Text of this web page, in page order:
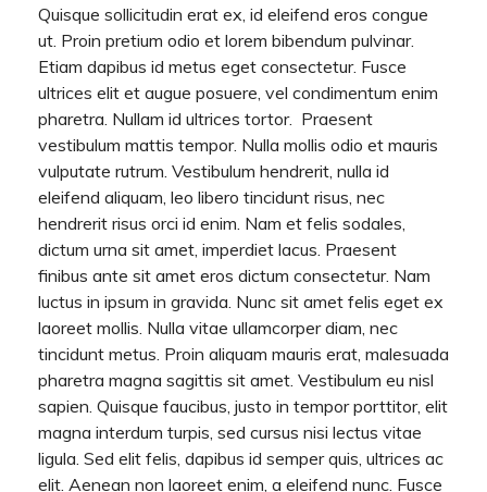
Quisque sollicitudin erat ex, id eleifend eros congue
ut. Proin pretium odio et lorem bibendum pulvinar.
Etiam dapibus id metus eget consectetur. Fusce
ultrices elit et augue posuere, vel condimentum enim
pharetra. Nullam id ultrices tortor. Praesent
vestibulum mattis tempor. Nulla mollis odio et mauris
vulputate rutrum. Vestibulum hendrerit, nulla id
eleifend aliquam, leo libero tincidunt risus, nec
hendrerit risus orci id enim. Nam et felis sodales,
dictum urna sit amet, imperdiet lacus. Praesent
finibus ante sit amet eros dictum consectetur. Nam
luctus in ipsum in gravida. Nunc sit amet felis eget ex
laoreet mollis. Nulla vitae ullamcorper diam, nec
tincidunt metus. Proin aliquam mauris erat, malesuada
pharetra magna sagittis sit amet. Vestibulum eu nisl
sapien. Quisque faucibus, justo in tempor porttitor, elit
magna interdum turpis, sed cursus nisi lectus vitae
ligula. Sed elit felis, dapibus id semper quis, ultrices ac
elit. Aenean non laoreet enim, a eleifend nunc. Fusce